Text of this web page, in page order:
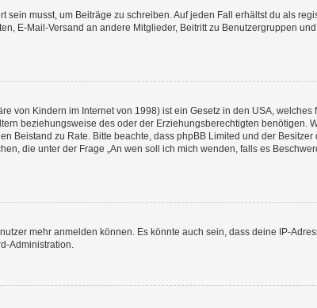
musst, um Beiträge zu schreiben. Auf jeden Fall erhältst du als
E-Mail-Versand an andere Mitglieder, Beitritt zu Benutzergruppen
von Kindern im Internet von 1998) ist ein Gesetz in den USA, welches
beziehungsweise des oder der Erziehungsberechtigten benötigen.
Beistand zu Rate. Bitte beachte, dass phpBB Limited und der Besitzer
die unter der Frage „An wen soll ich mich wenden, falls es
mehr anmelden können. Es könnte auch sein, dass deine IP-
Administration.